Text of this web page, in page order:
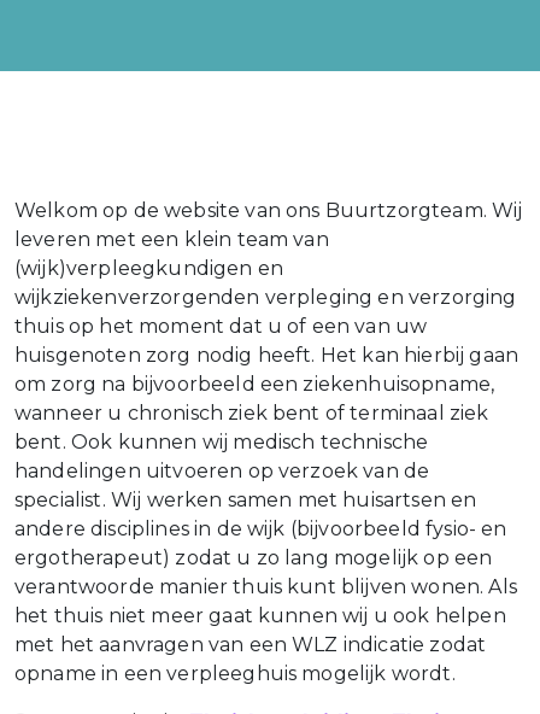
Welkom op de website van ons Buurtzorgteam. Wij
leveren met een klein team van
(wijk)verpleegkundigen en
wijkziekenverzorgenden verpleging en verzorging
thuis op het moment dat u of een van uw
huisgenoten zorg nodig heeft. Het kan hierbij gaan
om zorg na bijvoorbeeld een ziekenhuisopname,
wanneer u chronisch ziek bent of terminaal ziek
bent. Ook kunnen wij medisch technische
handelingen uitvoeren op verzoek van de
specialist. Wij werken samen met huisartsen en
andere disciplines in de wijk (bijvoorbeeld fysio- en
ergotherapeut) zodat u zo lang mogelijk op een
verantwoorde manier thuis kunt blijven wonen. Als
het thuis niet meer gaat kunnen wij u ook helpen
met het aanvragen van een WLZ indicatie zodat
opname in een verpleeghuis mogelijk wordt.